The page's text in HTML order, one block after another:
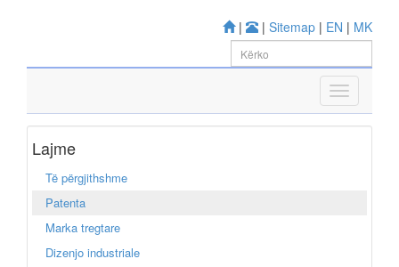
| | Sitemap | EN | MK
Lajme
Të përgjithshme
Patenta
Marka tregtare
Dizenjo industriale